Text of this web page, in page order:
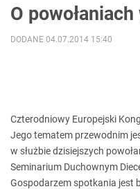
O
DODANE 04.07.2014 15:40
Czterodniowy Europejski
Jego tematem przewodnim
w służbie dzisiejszych
Seminarium Duchownym
Gospodarzem spotkania jest